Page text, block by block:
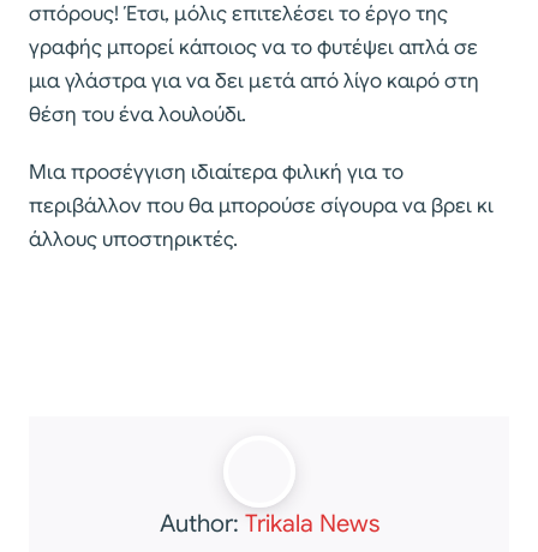
σπόρους! Έτσι, μόλις επιτελέσει το έργο της
γραφής μπορεί κάποιος να το φυτέψει απλά σε
μια γλάστρα για να δει μετά από λίγο καιρό στη
θέση του ένα λουλούδι.
Μια προσέγγιση ιδιαίτερα φιλική για το
περιβάλλον που θα μπορούσε σίγουρα να βρει κι
άλλους υποστηρικτές.
Author: Trikala News